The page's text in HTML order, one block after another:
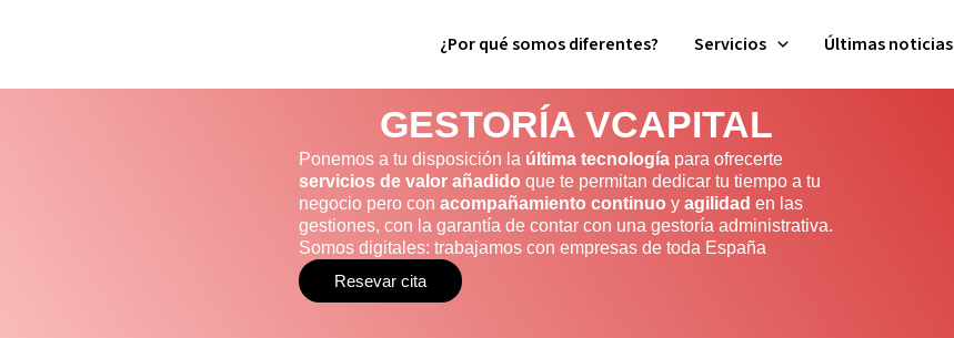
¿Por qué somos diferentes? Servicios Últimas noticias
GESTORÍA VCAPITAL
Ponemos a tu disposición la última tecnología para ofrecerte
servicios de valor añadido que te permitan dedicar tu tiempo a tu
negocio pero con acompañamiento continuo y agilidad en las
gestiones, con la garantía de contar con una gestoría administrativa.
Somos digitales: trabajamos con empresas de toda España
Resevar cita